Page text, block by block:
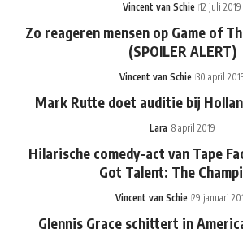
Vincent van Schie 12 juli 2019
Zo reageren mensen op Game of
(SPOILER ALERT)
Vincent van Schie 30 april
Mark Rutte doet auditie bij
Lara 8 april 2019
Hilarische comedy-act van Tape
Got Talent: The
Vincent van Schie 29 januari
Glennis Grace schittert in